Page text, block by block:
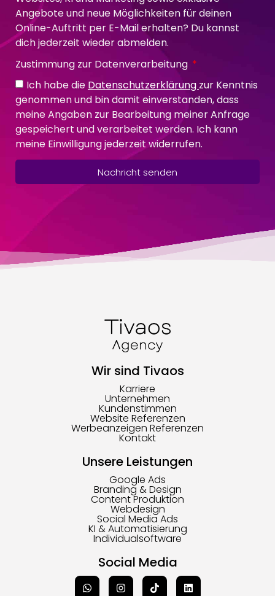
Angebote und neue Möglichkeiten für deinen
Online-Auftritt per E-Mail erhalten? Du kannst
dich jederzeit wieder abmelden.
Zustimmung zur Datenverarbeitung
Ich habe die Datenschutzerklärung zur Kenntnis
genommen und bin damit einverstanden, dass
meine Angaben zur Bearbeitung meiner Anfrage
gespeichert und verarbeitet werden. Ich kann
meine Einwilligung jederzeit widerrufen.
Nachricht senden
Wir sind Tivaos
Karriere
Unternehmen
Kundenstimmen
Website Referenzen
Werbeanzeigen Referenzen
Kontakt
Unsere Leistungen
Google Ads
Branding & Design
Content Produktion
Webdesign
Social Media Ads
KI & Automatisierung
Individualsoftware
Social Media